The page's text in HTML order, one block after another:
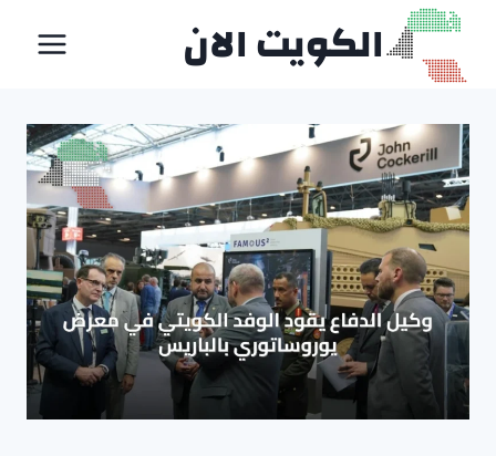
التجاوز
المحتوى
الكويت الان